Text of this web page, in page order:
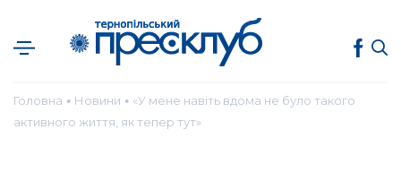
Головна ● Новини ● «У мене навіть вдома не було такого
активного життя, як тепер тут»